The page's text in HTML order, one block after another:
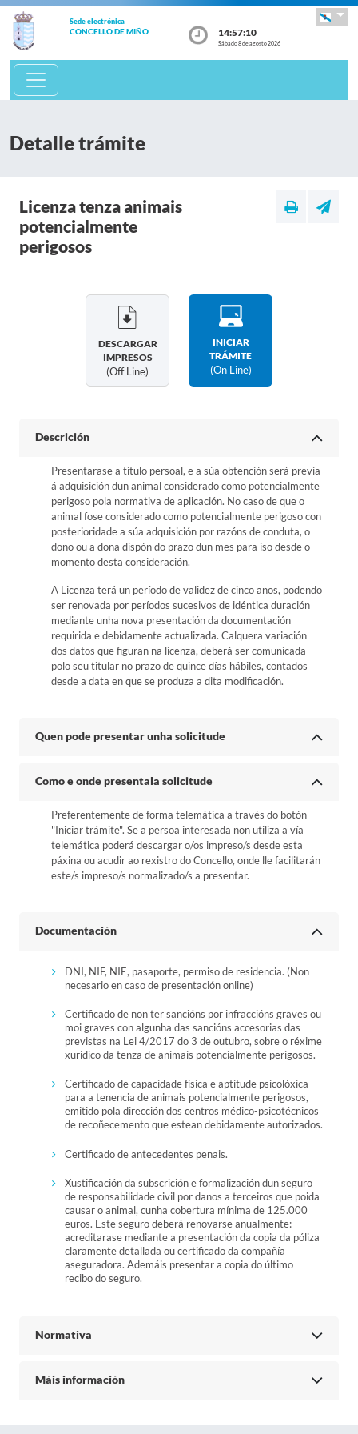
Sede electrónica
CONCELLO DE MIÑO 14:57:10
Sábado 8 de agosto 2026
Detalle trámite
Licenza tenza animais
potencialmente
perigosos
DESCARGAR
IMPRESOS
(off Line)
INICIAR
TRÁMITE
(on Line)
Descrición
Presentarase a titulo persoal, e a súa obtención será previa
á adquisición dun animal considerado como potencialmente
perigoso pola normativa de aplicación. No caso de que o
animal fose considerado como potencialmente perigoso con
posterioridade a súa adquisición por razóns de conduta, o
dono ou a dona dispón do prazo dun mes para iso desde o
momento desta consideración.
A Licenza terá un período de validez de cinco anos, podendo
ser renovada por períodos sucesivos de idéntica duración
mediante unha nova presentación da documentación
requirida e debidamente actualizada. Calquera variación
dos datos que figuran na licenza, deberá ser comunicada
polo seu titular no prazo de quince días hábiles, contados
desde a data en que se produza a dita modificación.
Quen pode presentar unha solicitude
Como e onde presentala solicitude
Preferentemente de forma telemática a través do botón
"Iniciar trámite". Se a persoa interesada non utiliza a vía
telemática poderá descargar o/os impreso/s desde esta
páxina ou acudir ao rexistro do Concello, onde lle facilitarán
este/s impreso/s normalizado/s a presentar.
Documentación
DNI, NIF, NIE, pasaporte, permiso de residencia. (Non
necesario en caso de presentación online)
Certificado de non ter sancións por infraccións graves ou
moi graves con algunha das sancións accesorias das
previstas na Lei 4/2017 do 3 de outubro, sobre o réxime
xurídico da tenza de animais potencialmente perigosos.
Certificado de capacidade física e aptitude psicolóxica
para a tenencia de animais potencialmente perigosos,
emitido pola dirección dos centros médico-psicotécnicos
de recoñecemento que estean debidamente autorizados.
Certificado de antecedentes penais.
Xustificación da subscrición e formalización dun seguro
de responsabilidade civil por danos a terceiros que poida
causar o animal, cunha cobertura mínima de 125.000
euros. Este seguro deberá renovarse anualmente:
acreditarase mediante a presentación da copia da póliza
claramente detallada ou certificado da compañía
aseguradora. Ademáis presentar a copia do último
recibo do seguro.
Normativa
Máis información